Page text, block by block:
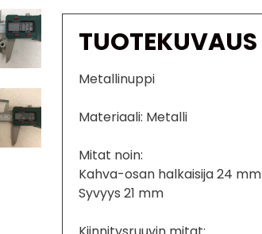
TUOTEKUVAUS
Metallinuppi
Materiaali: Metalli
Mitat noin:
Kahva-osan halkaisija 24 mm
Syvyys 21 mm